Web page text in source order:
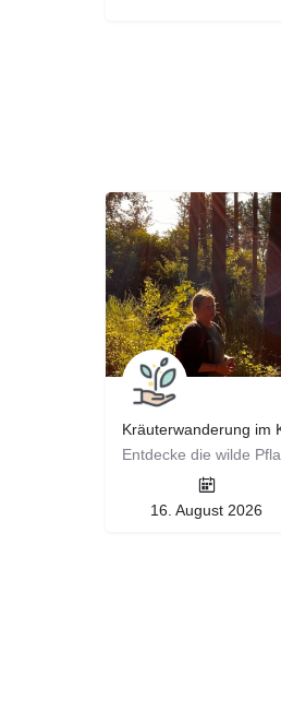
Kräuterwanderung im
16. August 2026